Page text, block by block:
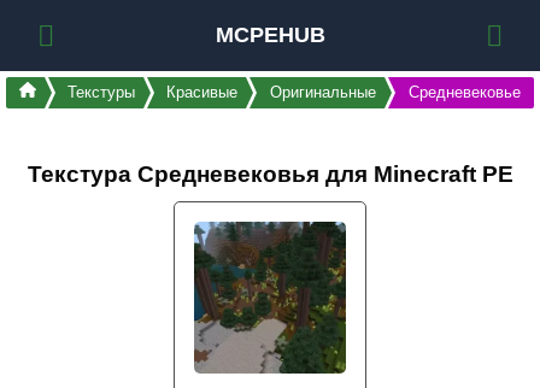
MCPEHUB
Текстуры Красивые Оригинальные Средневековье
Текстура Средневековья для Minecraft PE